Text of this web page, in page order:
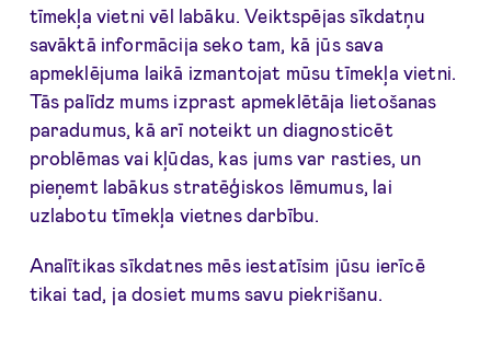
tīmekļa vietni vēl labāku. Veiktspējas sīkdatņu
savāktā informācija seko tam, kā jūs sava
apmeklējuma laikā izmantojat mūsu tīmekļa vietni.
Tās palīdz mums izprast apmeklētāja lietošanas
paradumus, kā arī noteikt un diagnosticēt
problēmas vai kļūdas, kas jums var rasties, un
pieņemt labākus stratēģiskos lēmumus, lai
uzlabotu tīmekļa vietnes darbību.
Analītikas sīkdatnes mēs iestatīsim jūsu ierīcē
tikai tad, ja dosiet mums savu piekrišanu.